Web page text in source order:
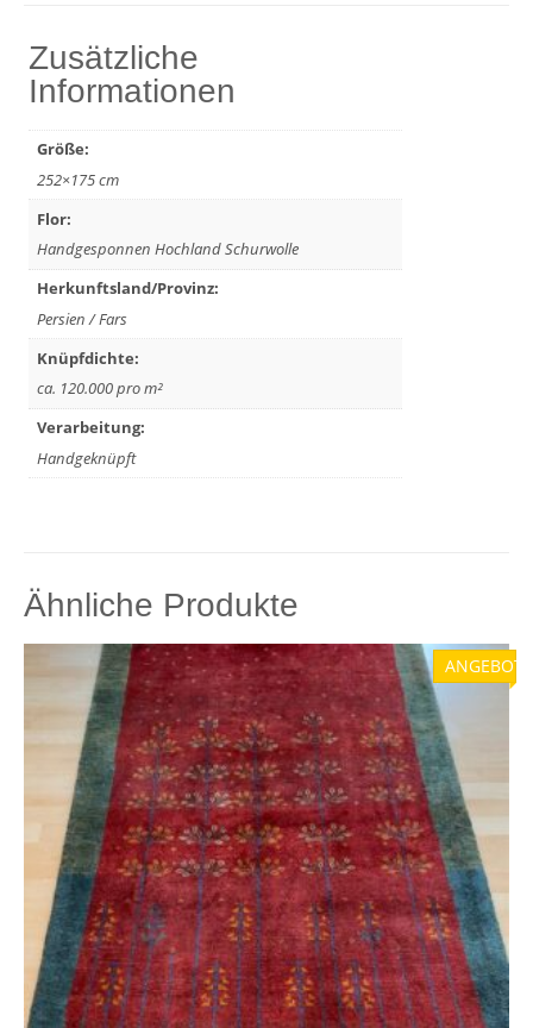
Zusätzliche
Informationen
Größe:
252×175 cm
Flor:
Handgesponnen Hochland Schurwolle
Herkunftsland/Provinz:
Persien / Fars
Knüpfdichte:
ca. 120.000 pro m²
Verarbeitung:
Handgeknüpft
Ähnliche Produkte
ANGEBOT!